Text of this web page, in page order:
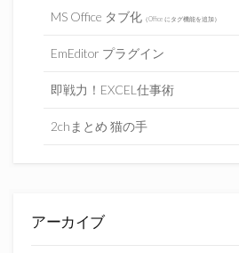
MS Office タブ化（Office にタグ機能を追加）
EmEditor プラグイン
即戦力！EXCEL仕事術
2chまとめ 猫の手
アーカイブ